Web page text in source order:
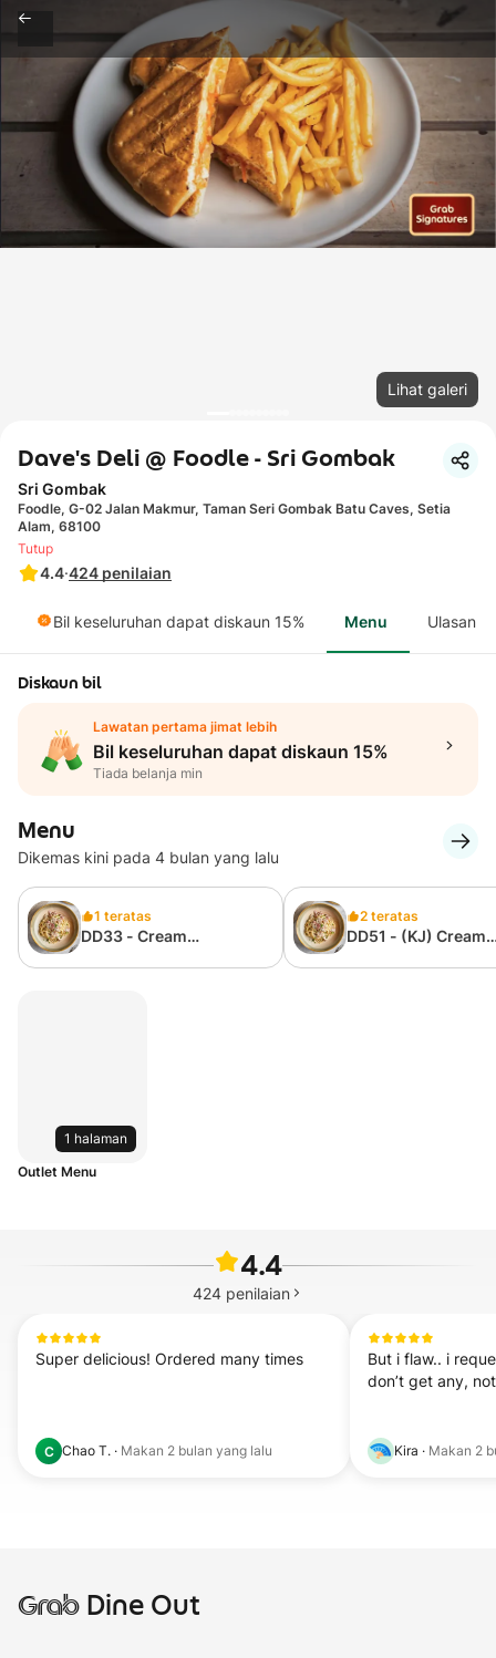
Lihat galeri
Dave's Deli @ Foodle - Sri Gombak
Sri Gombak
Foodle, G-02 Jalan Makmur, Taman Seri Gombak Batu Caves, Setia
Alam, 68100
4.4·424 penilaian
Tutup
Bil keseluruhan dapat diskaun 15% Menu Ulasan
Diskaun bil
Lawatan pertama jimat lebih
Bil keseluruhan dapat diskaun 15%
Tiada belanja min
Menu
Dikemas kini pada 4 bulan yang lalu
1 teratas
DD33 - Cream
2 teratas
DD51 - (KJ) Cream
1 halaman
Outlet Menu
4.4
424 penilaian
Super delicious! Ordered many times
C Chao T. · Makan 2 bulan yang lalu
But i flaw.. i
don’t get any,
Kira · Makan 2
GrabDine Out